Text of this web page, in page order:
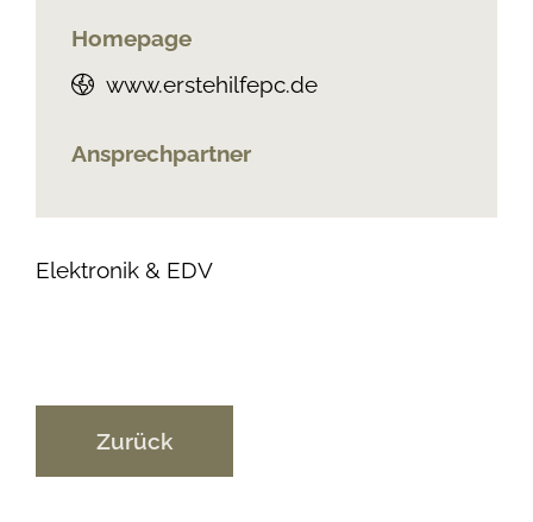
Homepage
www.erstehilfepc.de
Ansprechpartner
Elektronik & EDV
Zurück